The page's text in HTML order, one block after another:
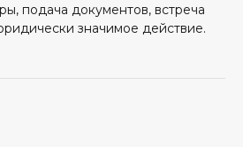
подача документов, встреча
значимое действие.